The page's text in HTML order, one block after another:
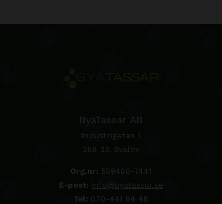
ByaTassar AB
Industrigatan 1
268 33, Svalöv
Org.nr: 559460-7441
E-post: info@byatassar.se
Tel: 070-441 94 48